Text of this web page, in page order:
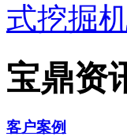
式挖掘
宝鼎资
客户案例